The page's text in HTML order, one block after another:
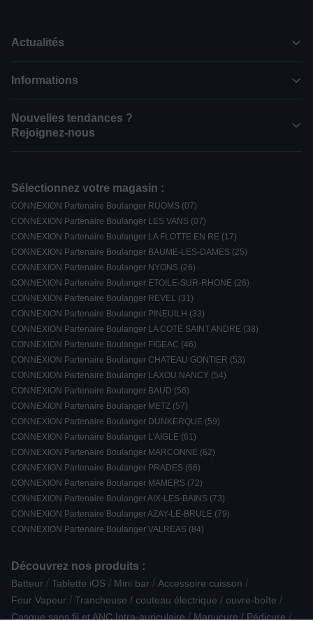
Actualités
Informations
Nouvelles tendances ?
Rejoignez-nous
Sélectionnez votre magasin :
CONNEXION Partenaire Boulanger RUOMS (07)
CONNEXION Partenaire Boulanger LES VANS (07)
CONNEXION Partenaire Boulanger LA FLOTTE EN RE (17)
CONNEXION Partenaire Boulanger BAUME-LES-DAMES (25)
CONNEXION Partenaire Boulanger NYONS (26)
CONNEXION Partenaire Boulanger ETOILE-SUR-RHONE (26)
CONNEXION Partenaire Boulanger REVEL (31)
CONNEXION Partenaire Boulanger PINEUILH (33)
CONNEXION Partenaire Boulanger LA COTE SAINT ANDRE (38)
CONNEXION Partenaire Boulanger FIGEAC (46)
CONNEXION Partenaire Boulanger CHATEAU GONTIER (53)
CONNEXION Partenaire Boulanger LAXOU NANCY (54)
CONNEXION Partenaire Boulanger BAUD (56)
CONNEXION Partenaire Boulanger METZ (57)
CONNEXION Partenaire Boulanger DUNKERQUE (59)
CONNEXION Partenaire Boulanger L'AIGLE (61)
CONNEXION Partenaire Boulanger MARCONNE (62)
CONNEXION Partenaire Boulanger PRADES (66)
CONNEXION Partenaire Boulanger MAMERS (72)
CONNEXION Partenaire Boulanger AIX-LES-BAINS (73)
CONNEXION Partenaire Boulanger AZAY-LE-BRULE (79)
CONNEXION Partenaire Boulanger VALREAS (84)
Découvrez nos produits :
Batteur / Tablette iOS / Mini bar / Accessoire cuisson /
Four Vapeur / Trancheuse / couteau électrique / ouvre-boîte /
Casque sans fil et ANC Intra-auriculaire / Manucure / Pédicure /